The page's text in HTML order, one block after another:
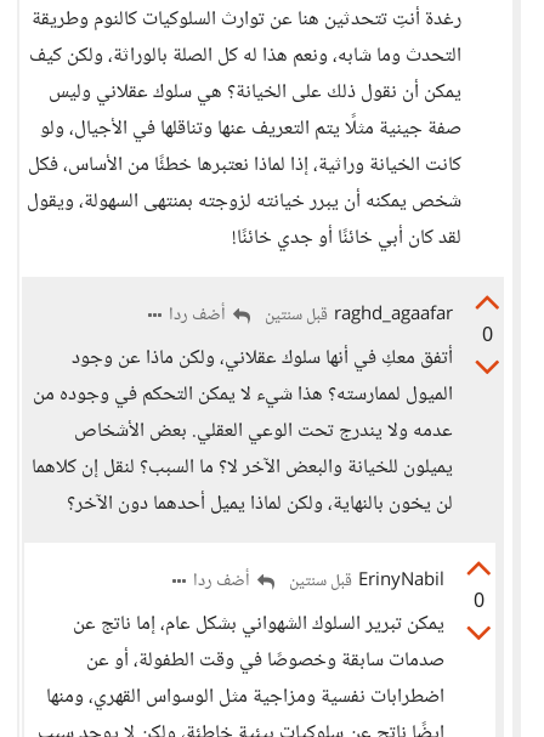
رغدة أنتِ تتحدثين هنا عن توارث السلوكيات كالنوم وطريقة
التحدث وما شابه، ونعم هذا له كل الصلة بالوراثة، ولكن كيف
يمكن أن نقول ذلك على الخيانة؟ هي سلوك عقلاني وليس
صفة جينية مثلًا يتم التعريف عنها وتناقلها في الأجيال، ولو
كانت الخيانة وراثية، إذا لماذا نعتبرها خطئًا من الأساس، فكل
شخص يمكنه أن يبرر خيانته لزوجته بمنتهى السهولة، ويقول
لقد كان أبي خائنًا أو جدي خائنًا!
0
raghd_agaafar قبل سنتين أضف ردا
أتفق معكِ في أنها سلوك عقلاني، ولكن ماذا عن وجود
الميول لممارسته؟ هذا شيء لا يمكن التحكم في وجوده من
عدمه ولا يندرج تحت الوعي العقلي. بعض الأشخاص
يميلون للخيانة والبعض الآخر لا؟ ما السبب؟ لنقل إن كلاهما
لن يخون بالنهاية، ولكن لماذا يميل أحدهما دون الآخر؟
0
ErinyNabil قبل سنتين أضف ردا
يمكن تبرير السلوك الشهواني بشكل عام، إما ناتج عن
صدمات سابقة وخصوصًا في وقت الطفولة، أو عن
اضطرابات نفسية ومزاجية مثل الوسواس القهري، ومنها